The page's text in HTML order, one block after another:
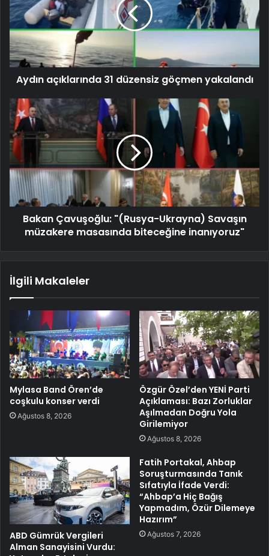
Aydın açıklarında 31 düzensiz göçmen yakalandı
Bakan Çavuşoğlu: "(Rusya-Ukrayna) Savaşın
müzakere masasında biteceğine inanıyoruz"
İlgili Makaleler
Mylasa Band Ören’de
coşkulu konser verdi
Ağustos 8, 2026
Özgür Özel’den YENİ Parti
Açıklaması: Bazı Zorluklar
Aşılmadan Doğru Yola
Girilemiyor
Ağustos 8, 2026
ABD Gümrük Vergileri
Alman Sanayisini Vurdu:
Fatih Portakal, Ahbap
Soruşturmasında Tanık
Sıfatıyla İfade Verdi:
“Ahbap’a Hiç Bağış
Yapmadım, Özür Dilemeye
Hazırım”
Ağustos 7, 2026